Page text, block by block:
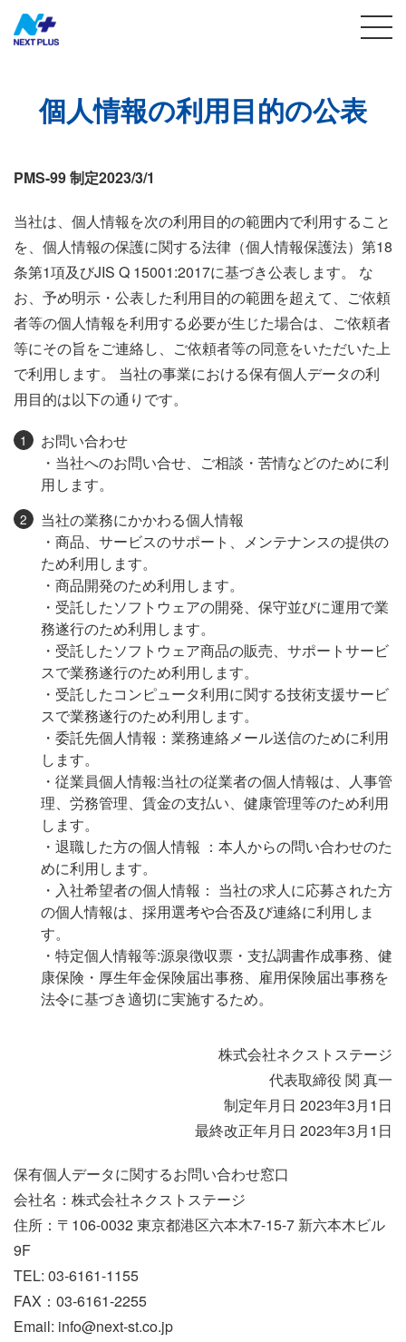
個人情報の利用目的の公表
PMS-99 制定2023/3/1
当社は、個人情報を次の利用目的の範囲内で利用すること
を、個人情報の保護に関する法律（個人情報保護法）第18
条第1項及びJIS Q 15001:2017に基づき公表します。 な
お、予め明示・公表した利用目的の範囲を超えて、ご依頼
者等の個人情報を利用する必要が生じた場合は、ご依頼者
等にその旨をご連絡し、ご依頼者等の同意をいただいた上
で利用します。 当社の事業における保有個人データの利
用目的は以下の通りです。
お問い合わせ
・当社へのお問い合せ、ご相談・苦情などのために利
用します。
当社の業務にかかわる個人情報
・商品、サービスのサポート、メンテナンスの提供の
ため利用します。
・商品開発のため利用します。
・受託したソフトウェアの開発、保守並びに運用で業
務遂行のため利用します。
・受託したソフトウェア商品の販売、サポートサービ
スで業務遂行のため利用します。
・受託したコンピュータ利用に関する技術支援サービ
スで業務遂行のため利用します。
・委託先個人情報：業務連絡メール送信のために利用
します。
・従業員個人情報:当社の従業者の個人情報は、人事管
理、労務管理、賃金の支払い、健康管理等のため利用
します。
・退職した方の個人情報 ：本人からの問い合わせのた
めに利用します。
・入社希望者の個人情報： 当社の求人に応募された方
の個人情報は、採用選考や合否及び連絡に利用しま
す。
・特定個人情報等:源泉徴収票・支払調書作成事務、健
康保険・厚生年金保険届出事務、雇用保険届出事務を
法令に基づき適切に実施するため。
株式会社ネクストステージ
代表取締役 関 真一
制定年月日 2023年3月1日
最終改正年月日 2023年3月1日
保有個人データに関するお問い合わせ窓口
会社名：株式会社ネクストステージ
住所：〒106-0032 東京都港区六本木7-15-7 新六本木ビル
9F
TEL: 03-6161-1155
FAX：03-6161-2255
Email: info@next-st.co.jp